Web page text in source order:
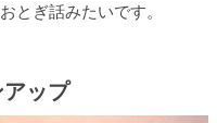
とぎ話みたいです。
ップ